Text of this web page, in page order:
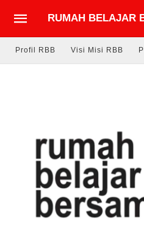
RUMAH BELAJAR
Profil RBB Visi Misi RBB